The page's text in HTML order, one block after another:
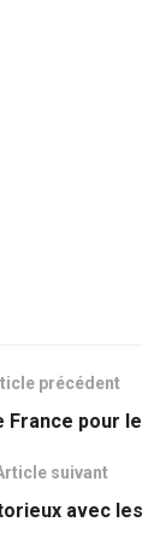
précédent
France pour
suivant
avec